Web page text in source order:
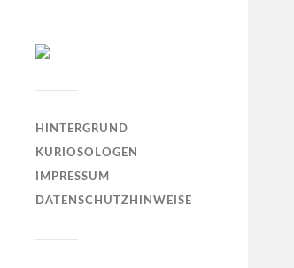
HINTERGRUND
KURIOSOLOGEN
IMPRESSUM
DATENSCHUTZHINWEISE